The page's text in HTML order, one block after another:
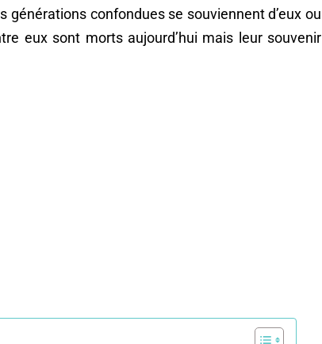
confondues se souviennent d’eux ou
eux sont morts aujourd’hui mais leur souvenir